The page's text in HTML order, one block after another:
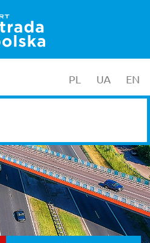
PL wersja polska
UA EN